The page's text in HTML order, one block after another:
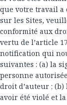
que votre travail a
sur les Sites,
conformité aux
vertu de l’article
notification qui
suivantes : (a) la
personne
droit d’auteur ;
avoir été violé et